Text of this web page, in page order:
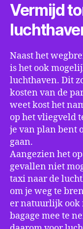
Vermijd
Naast het
is het ook
luchthaven. Dit
kosten van de
weet kost het
op het vliegveld
je van plan bent
gaan.
Aangezien het
gevallen niet
taxi naar de
om je weg te
er natuurlijk ook
bagage mee te